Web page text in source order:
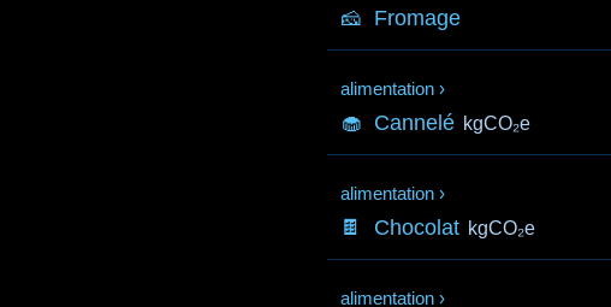
🧀 Fromage
alimentation ›
🧁 Cannelé kgCO₂e
alimentation ›
🍫 Chocolat kgCO₂e
alimentation ›